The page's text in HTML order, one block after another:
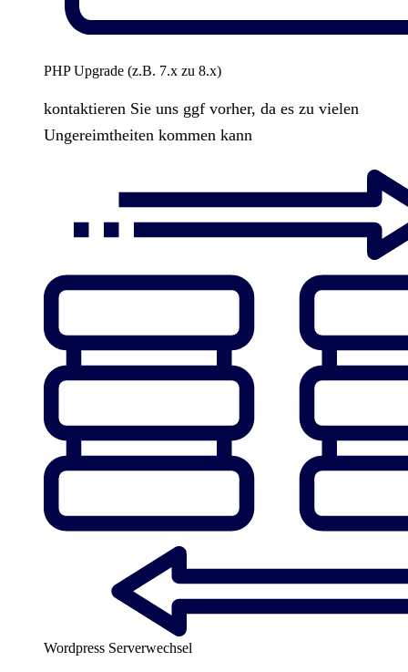
PHP Upgrade (z.B. 7.x zu 8.x)
kontaktieren Sie uns ggf vorher, da es zu vielen
Ungereimtheiten kommen kann
Wordpress Serverwechsel